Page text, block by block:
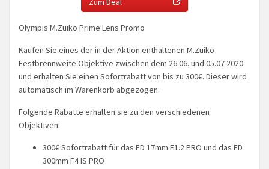
Olympis M.Zuiko Prime Lens Promo
Kaufen Sie eines der in der Aktion enthaltenen M.Zuiko
Festbrennweite Objektive zwischen dem 26.06. und 05.07 2020
und erhalten Sie einen Sofortrabatt von bis zu 300€. Dieser wird
automatisch im Warenkorb abgezogen.
Folgende Rabatte erhalten sie zu den verschiedenen
Objektiven:
300€ Sofortrabatt für das ED 17mm F1.2 PRO und das ED
300mm F4 IS PRO